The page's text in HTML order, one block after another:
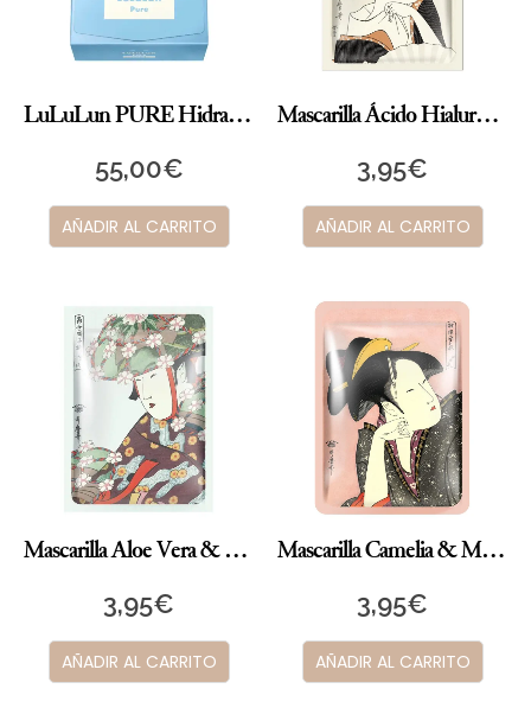
LuLuLun PURE Hidratante
55,00€
AÑADIR AL CARRITO
Mascarilla Ácido Hialurónico + Lithospermum
3,95€
AÑADIR AL CARRITO
Mascarilla Aloe Vera & Flor de Cerezo
3,95€
AÑADIR AL CARRITO
Mascarilla Camelia & Matcha
3,95€
AÑADIR AL CARRITO